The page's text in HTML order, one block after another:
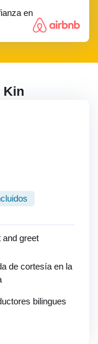
en
Kin
and greet
de cortesía en la
bilingues